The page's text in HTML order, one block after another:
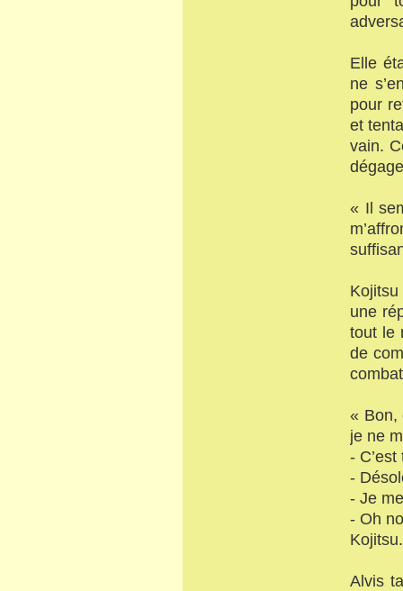
Elle
ne
pour
et
vain.
« Il
une
tout le
de
« Bon,
je ne
-
-
- Je
- Oh
Alvis